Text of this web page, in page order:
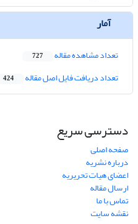
آمار
تعداد مشاهده مقاله 727
تعداد دریافت فایل اصل مقاله 424
دسترسی سریع
صفحه اصلی
درباره نشریه
اعضای هیات تحریریه
ارسال مقاله
تماس با ما
نقشه سایت